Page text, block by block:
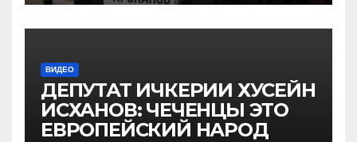
ВИДЕО
ДЕПУТАТ ИЧКЕРИИ ХУСЕЙН
ИСХАНОВ: ЧЕЧЕНЦЫ ЭТО
ЕВРОПЕЙСКИЙ НАРОД